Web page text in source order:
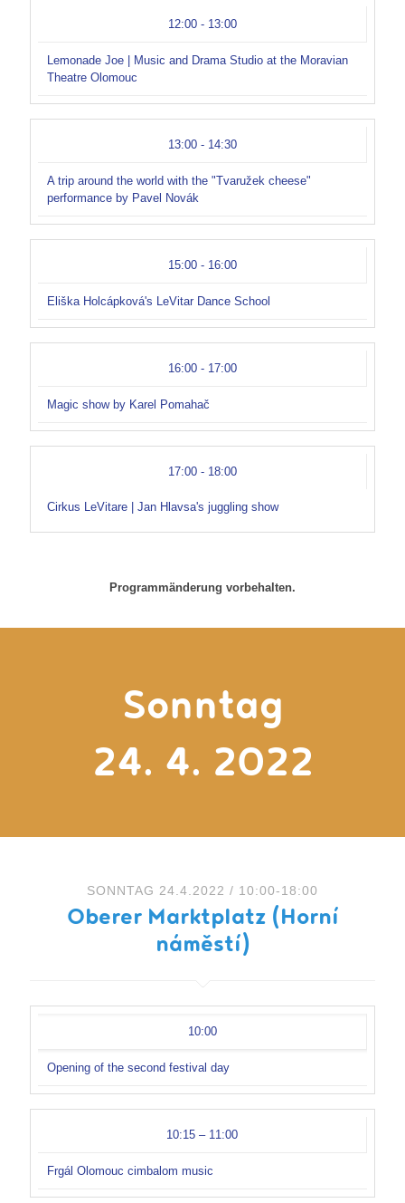
12:00 - 13:00
Lemonade Joe | Music and Drama Studio at the Moravian
Theatre Olomouc
13:00 - 14:30
A trip around the world with the "Tvaružek cheese"
performance by Pavel Novák
15:00 - 16:00
Eliška Holcápková's LeVitar Dance School
16:00 - 17:00
Magic show by Karel Pomahač
17:00 - 18:00
Cirkus LeVitare | Jan Hlavsa's juggling show
Programmänderung vorbehalten.
Sonntag
24. 4. 2022
SONNTAG 24.4.2022 / 10:00-18:00
Oberer Marktplatz (Horní
náměstí)
10:00
Opening of the second festival day
10:15 – 11:00
Frgál Olomouc cimbalom music